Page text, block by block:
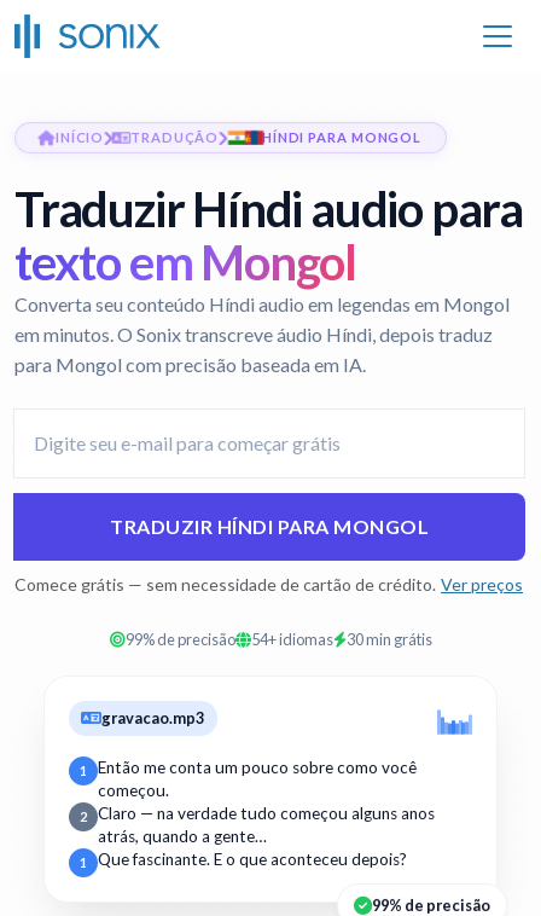
INÍCIO TRADUÇÃO HÍNDI PARA MONGOL
Traduzir Híndi audio para
texto em Mongol
Converta seu conteúdo Híndi audio em legendas em Mongol
em minutos. O Sonix transcreve áudio Híndi, depois traduz
para Mongol com precisão baseada em IA.
TRADUZIR HÍNDI PARA MONGOL
Comece grátis — sem necessidade de cartão de crédito. Ver preços
99% de precisão 54+ idiomas 30 min grátis
gravacao.mp3
1
Então me conta um pouco sobre como você
começou.
2
Claro — na verdade tudo começou alguns anos
atrás, quando a gente…
1 Que fascinante. E o que aconteceu depois?
99% de precisão